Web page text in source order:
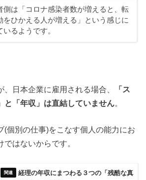
側は「コロナ感染者数が増えると、転
をひかえる人が増える」という感じに
いるようです。
、日本企業に雇用される場合、
「ス
と「年収」は直結していません
(個別の仕事)をこなす個人の能力にお
はないからです。
経理の年収にまつわる３つの「残酷な真